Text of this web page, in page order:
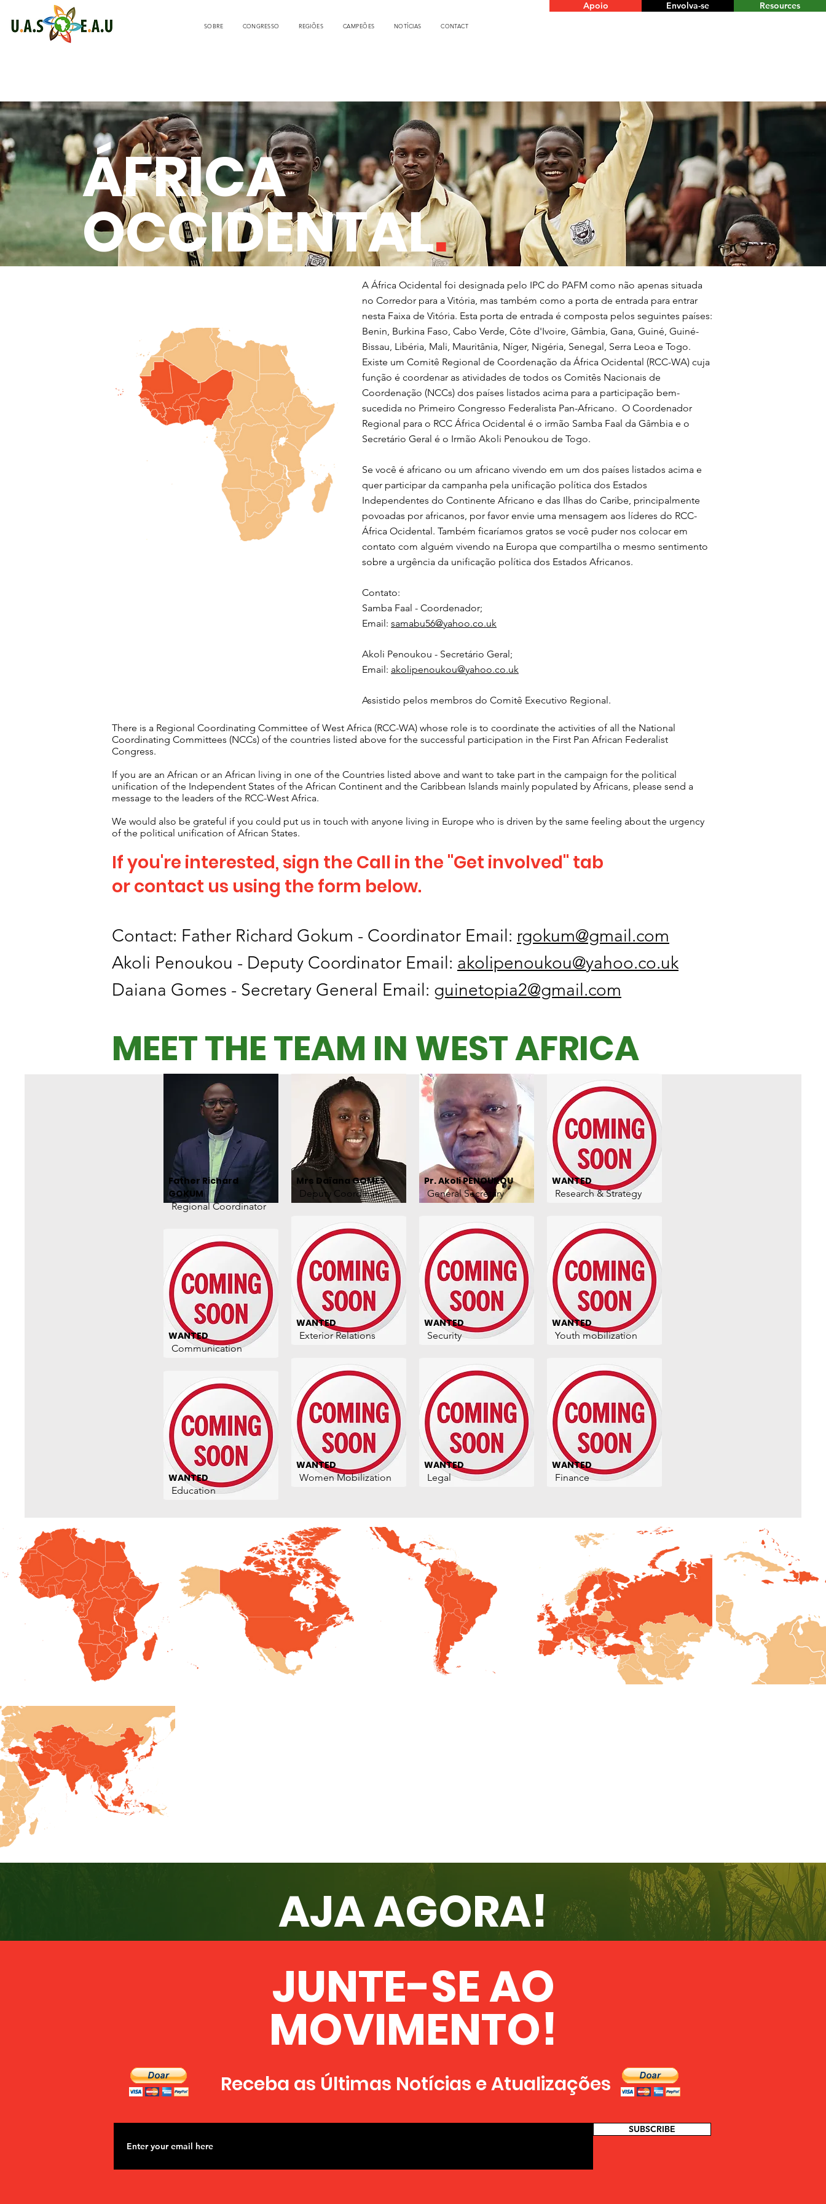
SOBRE CONGRESSO REGIÕES CAMPEÕES NOTÍCIAS CONTACT
Apoio Envolva-se Resources
ÁFRICA
OCCIDENTAL.
A África Ocidental foi designada pelo IPC do PAFM como não apenas situada
no Corredor para a Vitória, mas também como a porta de entrada para entrar
nesta Faixa de Vitória. Esta porta de entrada é composta pelos seguintes países:
Benin, Burkina Faso, Cabo Verde, Côte d'Ivoire, Gâmbia, Gana, Guiné, Guiné-
Bissau, Libéria, Mali, Mauritânia, Níger, Nigéria, Senegal, Serra Leoa e Togo.
Existe um Comitê Regional de Coordenação da África Ocidental (RCC-WA) cuja
função é coordenar as atividades de todos os Comitês Nacionais de
Coordenação (NCCs) dos países listados acima para a participação bem-
sucedida no Primeiro Congresso Federalista Pan-Africano. O Coordenador
Regional para o RCC África Ocidental é o irmão Samba Faal da Gâmbia e o
Secretário Geral é o Irmão Akoli Penoukou de Togo.
Se você é africano ou um africano vivendo em um dos países listados acima e
quer participar da campanha pela unificação política dos Estados
Independentes do Continente Africano e das Ilhas do Caribe, principalmente
povoadas por africanos, por favor envie uma mensagem aos líderes do RCC-
África Ocidental. Também ficaríamos gratos se você puder nos colocar em
contato com alguém vivendo na Europa que compartilha o mesmo sentimento
sobre a urgência da unificação política dos Estados Africanos.
Contato:
Samba Faal - Coordenador;
Email: samabu56@yahoo.co.uk
Akoli Penoukou - Secretário Geral;
Email: akolipenoukou@yahoo.co.uk
Assistido pelos membros do Comitê Executivo Regional.
There is a Regional Coordinating Committee of West Africa (RCC-WA) whose role is to coordinate the activities of all the National
Coordinating Committees (NCCs) of the countries listed above for the successful participation in the First Pan African Federalist
Congress.
​If you are an African or an African living in one of the Countries listed above and want to take part in the campaign for the political
unification of the Independent States of the African Continent and the Caribbean Islands mainly populated by Africans, please send a
message to the leaders of the RCC-West Africa.
We would also be grateful if you could put us in touch with anyone living in Europe who is driven by the same feeling about the urgency
of the political unification of African States.​
If you're interested, sign the Call in the "Get involved" tab
or contact us using the form below.
Contact: Father Richard Gokum - Coordinator Email: rgokum@gmail.com
Akoli Penoukou - Deputy Coordinator Email: akolipenoukou@yahoo.co.uk
Daiana Gomes - Secretary General Email: guinetopia2@gmail.com
MEET THE TEAM IN WEST AFRICA
Father Richard
GOKUM
Regional Coordinator
WANTED
Communication
WANTED
Education
Mrs Daïana GOMES
Deputy Coordinator
WANTED
Exterior Relations
WANTED
Women Mobilization
Pr. Akoli PENOUKOU
General Secretary
WANTED
Security
WANTED
Legal
WANTED
Research & Strategy
WANTED
Youth mobilization
WANTED
Finance
AJA AGORA!
mundo
JUNTE-SE AO
MOVIMENTO!
Receba as Últimas Notícias e Atualizações
SUBSCRIBE